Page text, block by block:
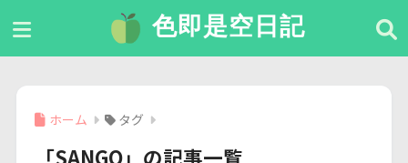
色即是空日記
ホーム タグ